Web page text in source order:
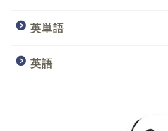
英単語
英語